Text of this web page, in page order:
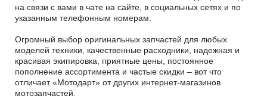
на связи с вами в чате на сайте, в социальных сетях и по
указанным телефонным номерам.
Огромный выбор оригинальных запчастей для любых
моделей техники, качественные расходники, надежная и
красивая экипировка, приятные цены, постоянное
пополнение ассортимента и частые скидки – вот что
отличает «Мотодарт» от других интернет-магазинов
мотозапчастей.